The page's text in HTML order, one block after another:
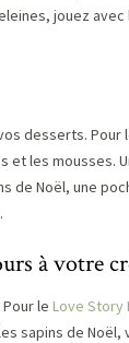
jouez
desserts.
les mousses.
de Noël, une
à votre
le Love Story
sapins de